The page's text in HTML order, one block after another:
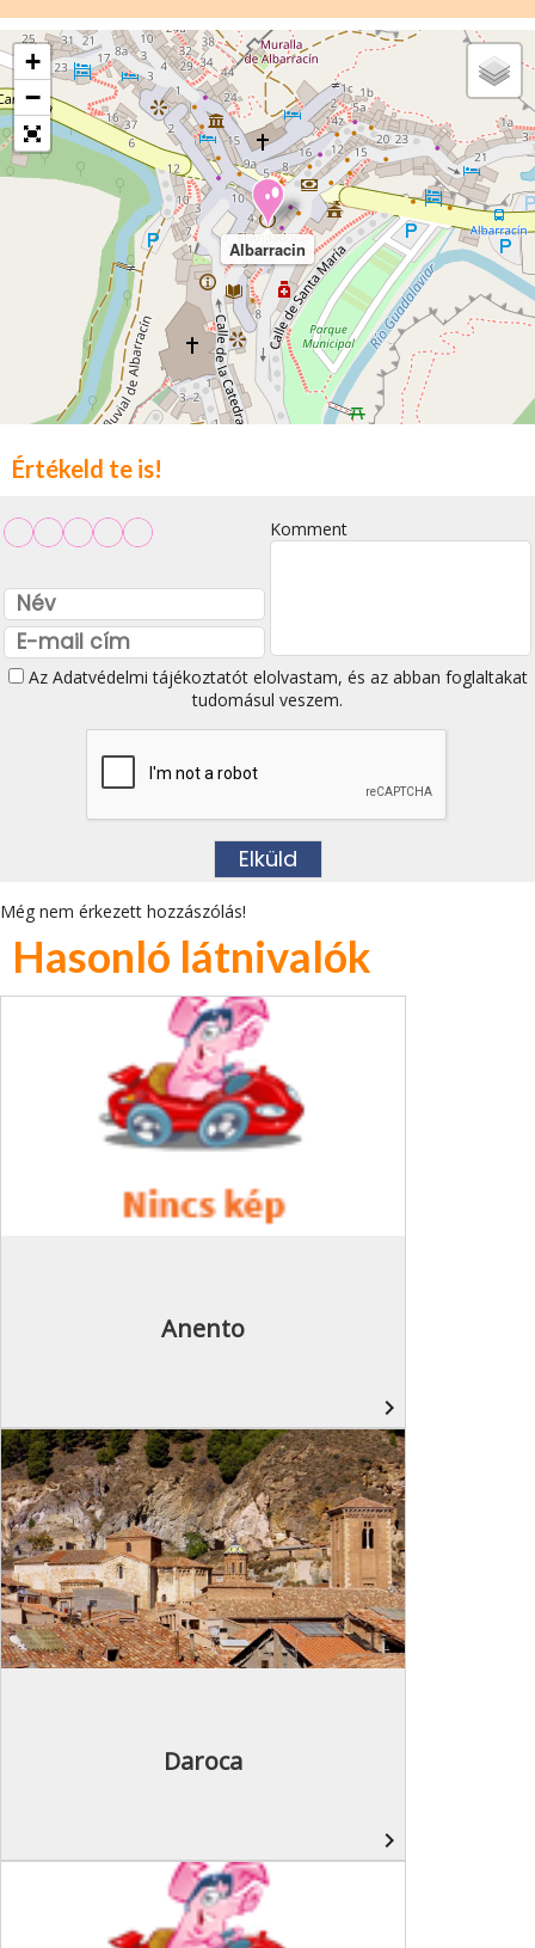
Albarracin
+
−
Értékeld te is!
Komment
Az Adatvédelmi tájékoztatótelolvastam, és az abban foglaltakat
tudomásul veszem.
Még nem érkezett hozzászólás!
Hasonló látnivalók
Anento
navigate_next
Daroca
navigate_next